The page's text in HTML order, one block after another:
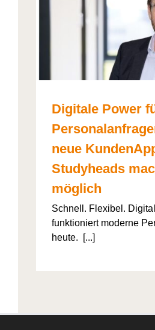
Digitale Power
neue
Studyheads
möglich
Schnell. Flexibel.
funktioniert moderne
heute. [...]